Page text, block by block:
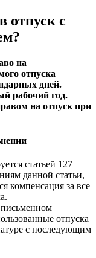
отпуск с
на
отпуска
дней.
рабочий год.
на отпуск при
статьей 127
данной статьи,
компенсация за все
отпуска
с последующим